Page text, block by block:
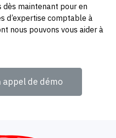
dès maintenant pour en
d’expertise comptable à
nous pouvons vous aider à
appel de démo